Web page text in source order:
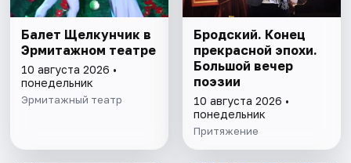
Балет Щелкунчик в
Эрмитажном театре
10 августа 2026 •
понедельник
Эрмитажный театр
Бродский. Конец
прекрасной эпохи.
Большой вечер
поэзии
10 августа 2026 •
понедельник
Притяжение